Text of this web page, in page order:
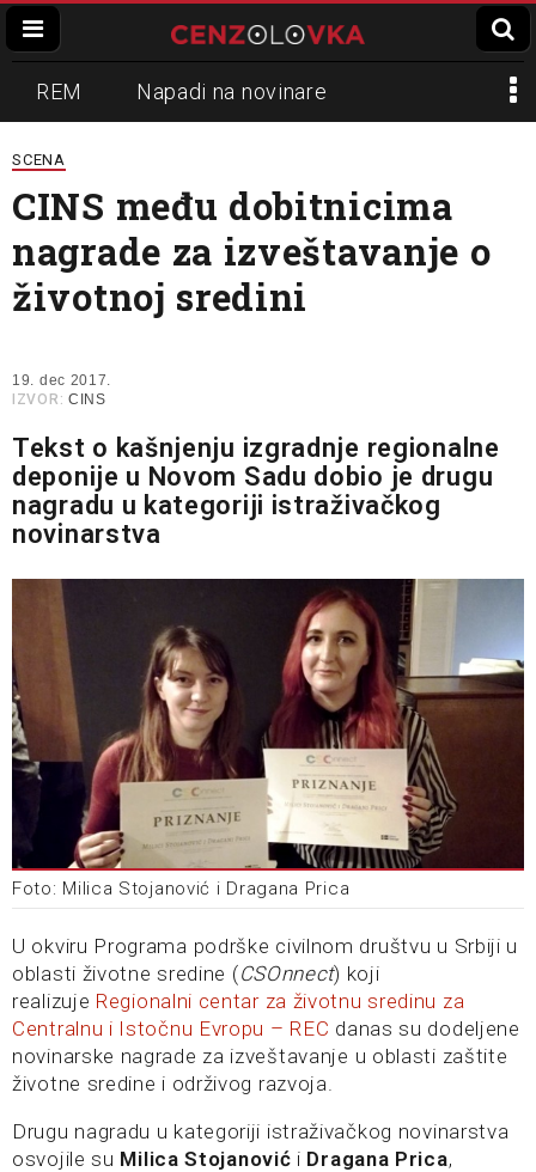
REM Napadi na novinare
Zvučni top
Propaganda Lokalni mediji
Informer Slavko Ćuruvija
SCENA
CINS među dobitnicima
nagrade za izveštavanje o
životnoj sredini
19. dec 2017.
IZVOR: CINS
Tekst o kašnjenju izgradnje regionalne
deponije u Novom Sadu dobio je drugu
nagradu u kategoriji istraživačkog
novinarstva
Foto: Milica Stojanović i Dragana Prica
U okviru Programa podrške civilnom društvu u Srbiji u
oblasti životne sredine (CSOnnect) koji
realizuje Regionalni centar za životnu sredinu za
Centralnu i Istočnu Evropu – REC danas su dodeljene
novinarske nagrade za izveštavanje u oblasti zaštite
životne sredine i održivog razvoja.
Drugu nagradu u kategoriji istraživačkog novinarstva
osvojile su Milica Stojanović i Dragana Prica,